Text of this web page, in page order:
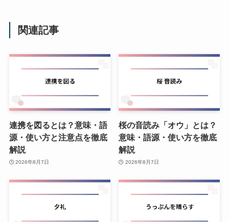
関連記事
連携を図るとは？意味・語
源・使い方と注意点を徹底
解説
2026年8月7日
桜の音読み「オウ」とは？
意味・語源・使い方を徹底
解説
2026年8月7日